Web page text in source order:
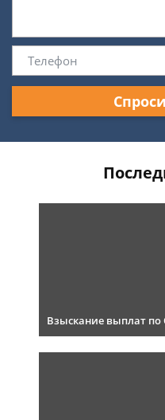
Взыскание выплат по